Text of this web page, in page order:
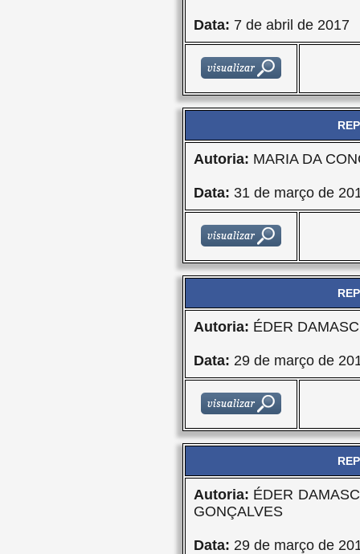
Data: 7 de abril de 2017
Autoria: MARIA DA
Data: 31 de março de
Autoria: ÉDER
Data: 29 de março de
Autoria: ÉDER
GONÇALVES
Data: 29 de março de